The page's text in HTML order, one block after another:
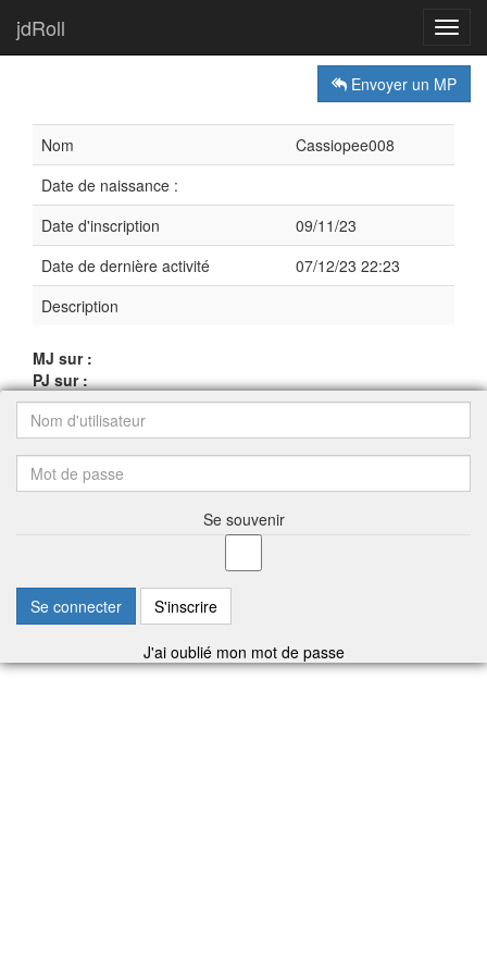
jdRoll
Envoyer un MP
Nom
Cassiopee008
Date de naissance :
Date d'inscription
09/11/23
Date de dernière activité
07/12/23 22:23
Description
MJ sur :
PJ sur :
Se souvenir
Se connecter S'inscrire
J'ai oublié mon mot de passe